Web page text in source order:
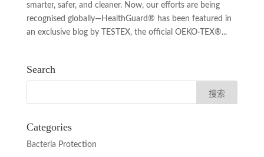
smarter, safer, and cleaner. Now, our efforts are being
recognised globally—HealthGuard® has been featured in
an exclusive blog by TESTEX, the official OEKO-TEX®...
Search
Categories
Bacteria Protection